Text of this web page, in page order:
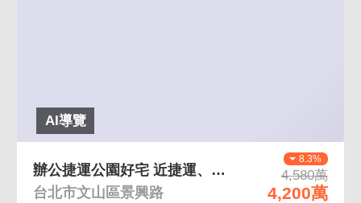
AI導覽
8.3%
4,580萬
4,200萬
辦公捷運公園好宅 近捷運、公園、超市、市場
台北市文山區景興路